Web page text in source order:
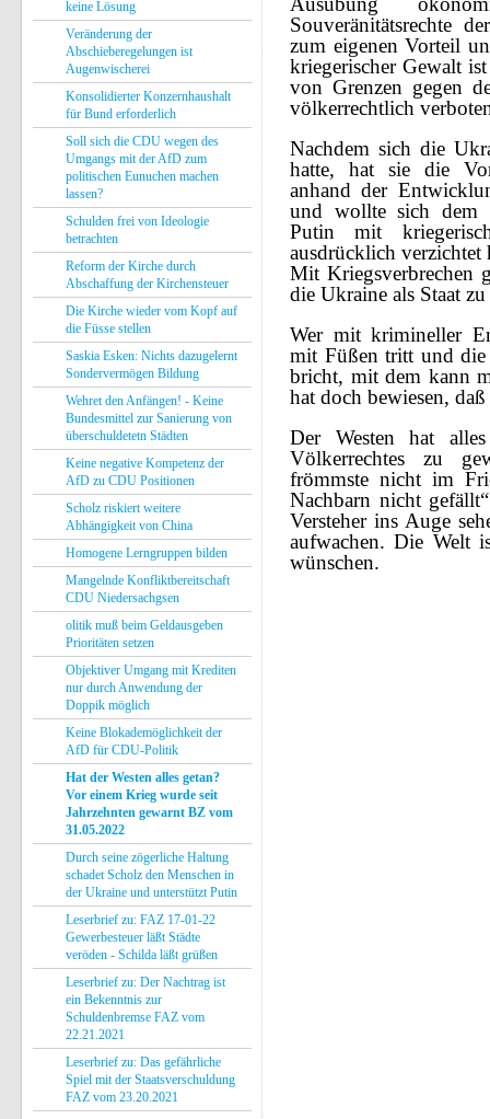
keine Lösung
Veränderung der
Abschieberegelungen ist
Augenwischerei
Konsolidierter Konzernhaushalt
für Bund erforderlich
Soll sich die CDU wegen des
Umgangs mit der AfD zum
politischen Eunuchen machen
lassen?
Schulden frei von Ideologie
betrachten
Reform der Kirche durch
Abschaffung der Kirchensteuer
Die Kirche wieder vom Kopf auf
die Füsse stellen
Saskia Esken: Nichts dazugelernt
Sondervermögen Bildung
Wehret den Anfängen! - Keine
Bundesmittel zur Sanierung von
überschuldetetn Städten
Keine negative Kompetenz der
AfD zu CDU Positionen
Scholz riskiert weitere
Abhängigkeit von China
Homogene Lerngruppen bilden
Mangelnde Konfliktbereitschaft
CDU Niedersachgsen
olitik muß beim Geldausgeben
Prioritäten setzen
Objektiver Umgang mit Krediten
nur durch Anwendung der
Doppik möglich
Keine Blokademöglichkeit der
AfD für CDU-Politik
Hat der Westen alles getan?
Vor einem Krieg wurde seit
Jahrzehnten gewarnt BZ vom
31.05.2022
Durch seine zögerliche Haltung
schadet Scholz den Menschen in
der Ukraine und unterstützt Putin
Leserbrief zu: FAZ 17-01-22
Gewerbesteuer läßt Städte
veröden - Schilda läßt grüßen
Leserbrief zu: Der Nachtrag ist
ein Bekenntnis zur
Schuldenbremse FAZ vom
22.21.2021
Leserbrief zu: Das gefährliche
Spiel mit der Staatsverschuldung
FAZ vom 23.20.2021
Souveränitätsrechte
zum eigenen Vorteil
kriegerischer Gewalt
von Grenzen gegen
völkerrechtlich
Nachdem sich die
hatte, hat sie die
anhand der
und wollte sich dem
Putin mit
ausdrücklich verzichtet
Mit Kriegsverbrechen
die Ukraine als Staat
Wer mit krimineller
mit Füßen tritt und die
bricht, mit dem kann
hat doch bewiesen,
Der Westen hat
Völkerrechtes zu
frömmste nicht im
Nachbarn nicht
Versteher ins Auge
aufwachen. Die Welt
wünschen.